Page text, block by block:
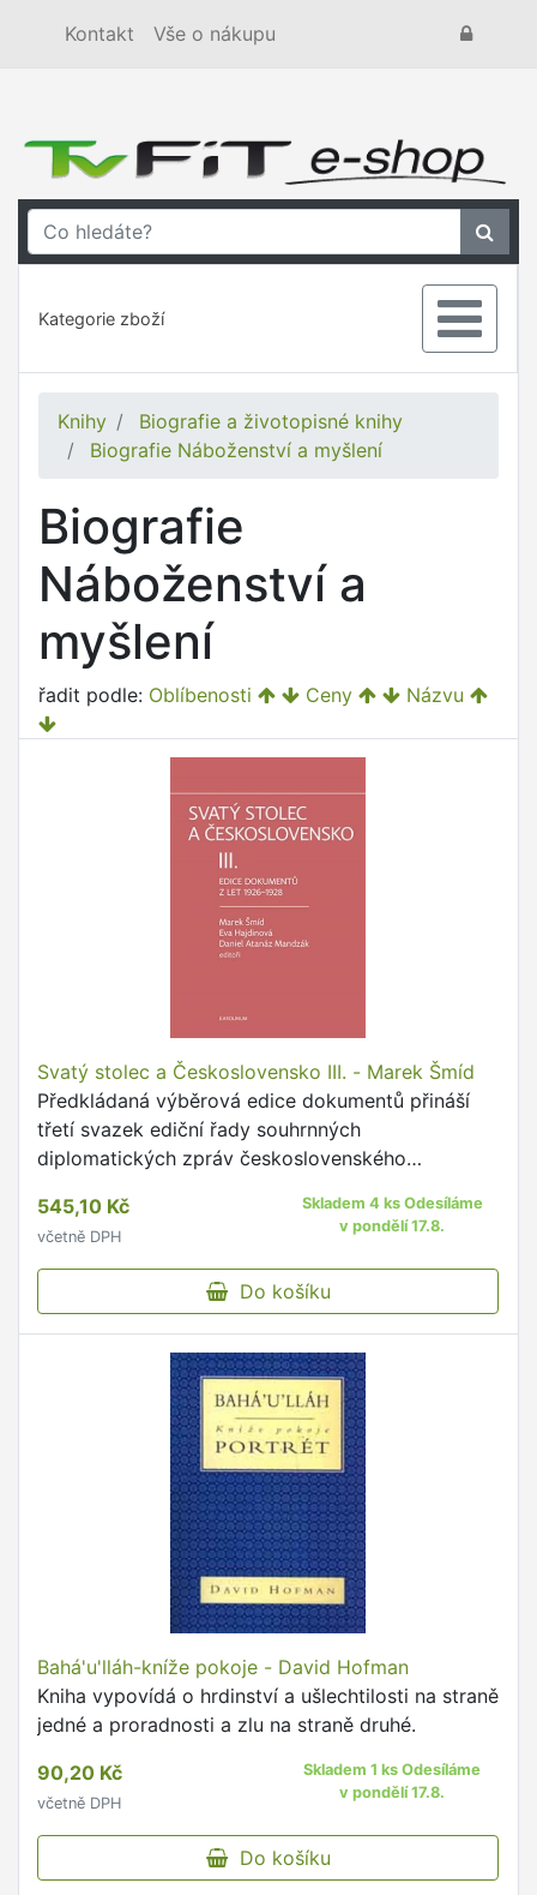
Kontakt Vše o nákupu
Kategorie zboží
Knihy
Biografie a životopisné knihy
Biografie Náboženství a myšlení
Biografie
Náboženství a
myšlení
řadit podle: Oblíbenosti Ceny Názvu
Svatý stolec a Československo III. - Marek Šmíd
Předkládaná výběrová edice dokumentů přináší
třetí svazek ediční řady souhrnných
diplomatických zpráv československého
545,10 Kč
včetně DPH
Skladem 4 ks Odesíláme
v pondělí 17.8.
Do košíku
Bahá'u'lláh-kníže pokoje - David Hofman
Kniha vypovídá o hrdinství a ušlechtilosti na straně
jedné a proradnosti a zlu na straně druhé.
90,20 Kč
včetně DPH
Skladem 1 ks Odesíláme
v pondělí 17.8.
Do košíku